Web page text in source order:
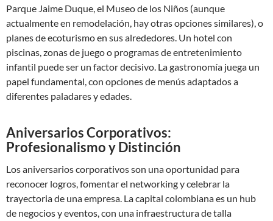
Parque Jaime Duque, el Museo de los Niños (aunque
actualmente en remodelación, hay otras opciones similares), o
planes de ecoturismo en sus alrededores. Un hotel con
piscinas, zonas de juego o programas de entretenimiento
infantil puede ser un factor decisivo. La gastronomía juega un
papel fundamental, con opciones de menús adaptados a
diferentes paladares y edades.
Aniversarios Corporativos:
Profesionalismo y Distinción
Los aniversarios corporativos son una oportunidad para
reconocer logros, fomentar el networking y celebrar la
trayectoria de una empresa. La capital colombiana es un hub
de negocios y eventos, con una infraestructura de talla